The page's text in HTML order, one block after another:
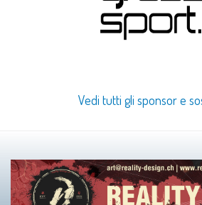
Vedi tutti gli sponsor e